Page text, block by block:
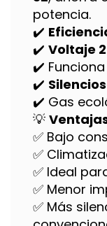
potencia.
✔️
✔️ Voltaje
✔️
✔️
✔️ Gas
💡
✅ Bajo
✅
✅ Ideal
✅ Menor
✅ Más